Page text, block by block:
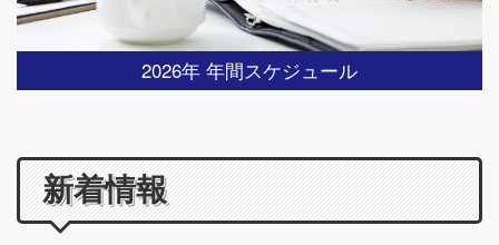
2026年 年間スケジュール
新着情報